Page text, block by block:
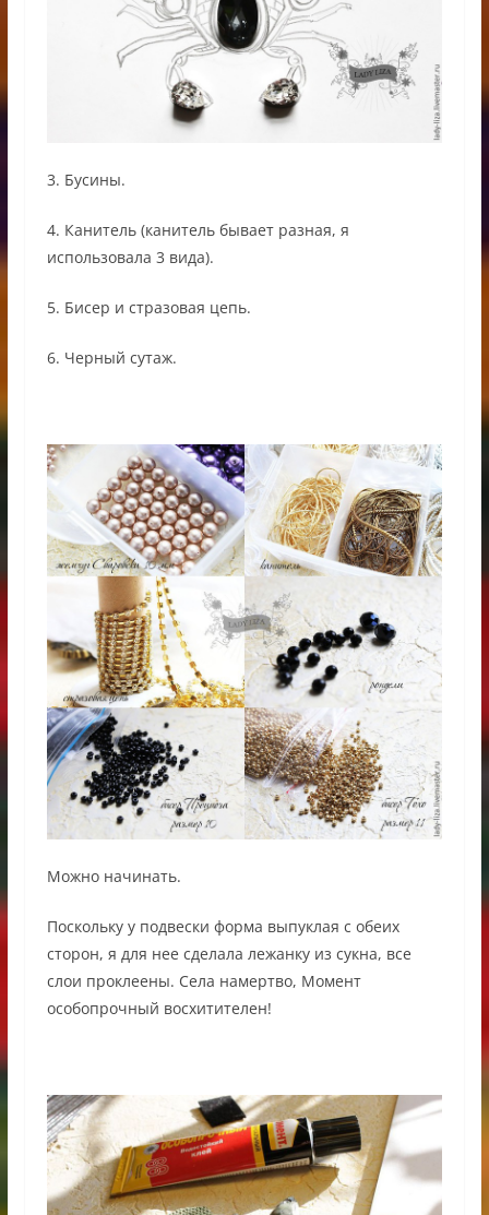
3. Бусины.
4. Канитель (канитель бывает разная, я
использовала 3 вида).
5. Бисер и стразовая цепь.
6. Черный сутаж.
Можно начинать.
Поскольку у подвески форма выпуклая с обеих
сторон, я для нее сделала лежанку из сукна, все
слои проклеены. Села намертво, Момент
особопрочный восхитителен!